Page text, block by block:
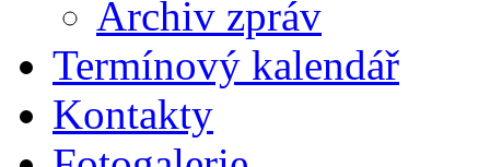
Archiv zpráv
Termínový kalendář
Kontakty